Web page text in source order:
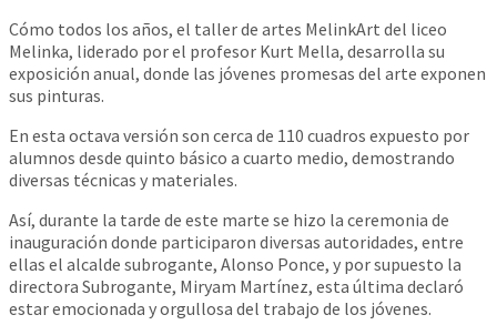
Cómo todos los años, el taller de artes MelinkArt del liceo
Melinka, liderado por el profesor Kurt Mella, desarrolla su
exposición anual, donde las jóvenes promesas del arte exponen
sus pinturas.
En esta octava versión son cerca de 110 cuadros expuesto por
alumnos desde quinto básico a cuarto medio, demostrando
diversas técnicas y materiales.
Así, durante la tarde de este marte se hizo la ceremonia de
inauguración donde participaron diversas autoridades, entre
ellas el alcalde subrogante, Alonso Ponce, y por supuesto la
directora Subrogante, Miryam Martínez, esta última declaró
estar emocionada y orgullosa del trabajo de los jóvenes.